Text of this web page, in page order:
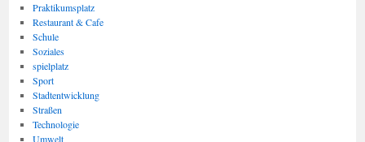
Praktikumsplatz
Restaurant & Cafe
Schule
Soziales
spielplatz
Sport
Stadtentwicklung
Straßen
Technologie
Umwelt